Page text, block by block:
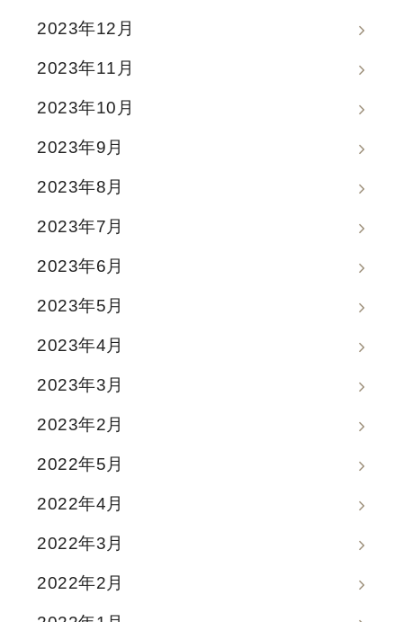
2023年12月
2023年11月
2023年10月
2023年9月
2023年8月
2023年7月
2023年6月
2023年5月
2023年4月
2023年3月
2023年2月
2022年5月
2022年4月
2022年3月
2022年2月